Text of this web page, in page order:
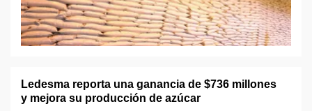
Ledesma reporta una ganancia de $736 millones
y mejora su producción de azúcar